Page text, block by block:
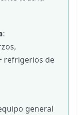
:
refrigerios de
general